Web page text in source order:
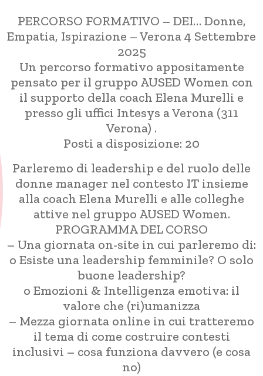
PERCORSO FORMATIVO – DEI… Donne,
Empatia, Ispirazione – Verona 4 Settembre
2025
Un percorso formativo appositamente
pensato per il gruppo AUSED Women con
il supporto della coach Elena Murelli e
presso gli uffici Intesys a Verona (311
Verona) .
Posti a disposizione: 20
Parleremo di leadership e del ruolo delle
donne manager nel contesto IT insieme
alla coach Elena Murelli e alle colleghe
attive nel gruppo AUSED Women.
PROGRAMMA DEL CORSO
– Una giornata on-site in cui parleremo di:
o Esiste una leadership femminile? O solo
buone leadership?
o Emozioni & Intelligenza emotiva: il
valore che (ri)umanizza
– Mezza giornata online in cui tratteremo
il tema di come costruire contesti
inclusivi – cosa funziona davvero (e cosa
no)